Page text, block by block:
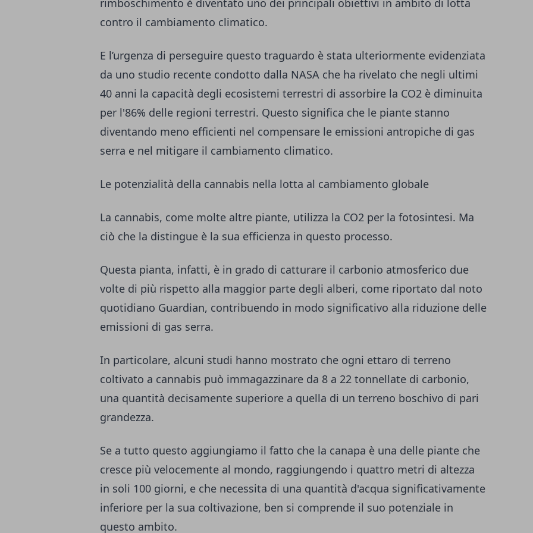
rimboschimento è diventato uno dei principali obiettivi in ambito di lotta
contro il cambiamento climatico.
E l’urgenza di perseguire questo traguardo è stata ulteriormente evidenziata
da uno studio recente condotto dalla NASA che ha rivelato che negli ultimi
40 anni la capacità degli ecosistemi terrestri di assorbire la CO2 è diminuita
per l'86% delle regioni terrestri. Questo significa che le piante stanno
diventando meno efficienti nel compensare le emissioni antropiche di gas
serra e nel mitigare il cambiamento climatico.
Le potenzialità della cannabis nella lotta al cambiamento globale
La cannabis, come molte altre piante, utilizza la CO2 per la fotosintesi. Ma
ciò che la distingue è la sua efficienza in questo processo.
Questa pianta, infatti, è in grado di catturare il carbonio atmosferico due
volte di più rispetto alla maggior parte degli alberi, come riportato dal noto
quotidiano Guardian, contribuendo in modo significativo alla riduzione delle
emissioni di gas serra.
In particolare, alcuni studi hanno mostrato che ogni ettaro di terreno
coltivato a cannabis può immagazzinare da 8 a 22 tonnellate di carbonio,
una quantità decisamente superiore a quella di un terreno boschivo di pari
grandezza.
Se a tutto questo aggiungiamo il fatto che la canapa è una delle piante che
cresce più velocemente al mondo, raggiungendo i quattro metri di altezza
in soli 100 giorni, e che necessita di una quantità d'acqua significativamente
inferiore per la sua coltivazione, ben si comprende il suo potenziale in
questo ambito.